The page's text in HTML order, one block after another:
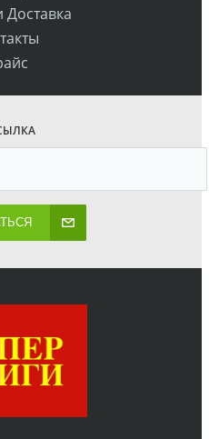
Доставка